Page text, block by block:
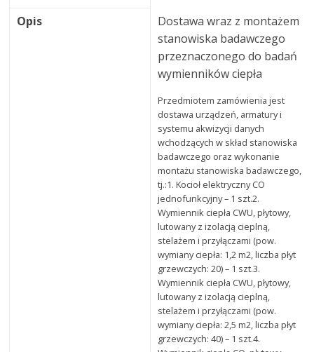
Opis
Dostawa wraz z montażem
stanowiska badawczego
przeznaczonego do badań
wymienników ciepła
Przedmiotem zamówienia jest
dostawa urządzeń, armatury i
systemu akwizycji danych
wchodzących w skład stanowiska
badawczego oraz wykonanie
montażu stanowiska badawczego,
tj.:1. Kocioł elektryczny CO
jednofunkcyjny – 1 szt.2.
Wymiennik ciepła CWU, płytowy,
lutowany z izolacją cieplną,
stelażem i przyłączami (pow.
wymiany ciepła: 1,2 m2, liczba płyt
grzewczych: 20) – 1 szt.3.
Wymiennik ciepła CWU, płytowy,
lutowany z izolacją cieplną,
stelażem i przyłączami (pow.
wymiany ciepła: 2,5 m2, liczba płyt
grzewczych: 40) – 1 szt.4.